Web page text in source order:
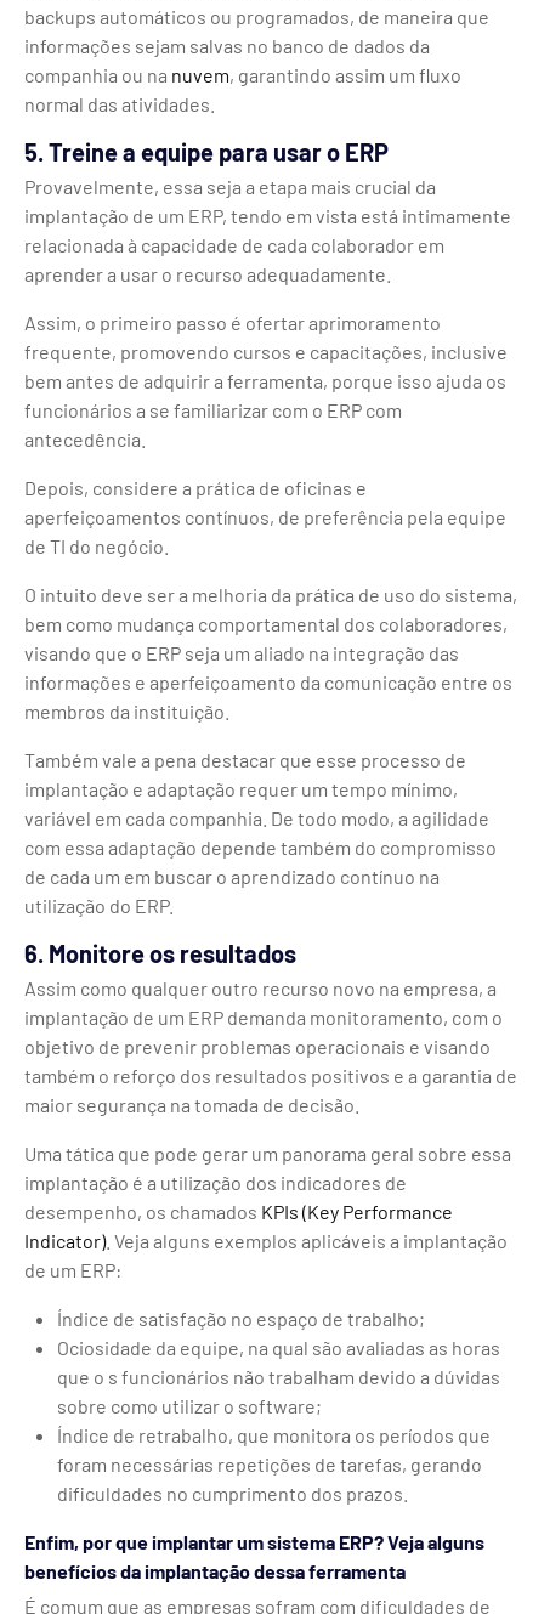
backups automáticos ou programados, de maneira que
informações sejam salvas no banco de dados da
companhia ou na nuvem, garantindo assim um fluxo
normal das atividades.
5. Treine a equipe para usar o ERP
Provavelmente, essa seja a etapa mais crucial da
implantação de um ERP, tendo em vista está intimamente
relacionada à capacidade de cada colaborador em
aprender a usar o recurso adequadamente.
Assim, o primeiro passo é ofertar aprimoramento
frequente, promovendo cursos e capacitações, inclusive
bem antes de adquirir a ferramenta, porque isso ajuda os
funcionários a se familiarizar com o ERP com
antecedência.
Depois, considere a prática de oficinas e
aperfeiçoamentos contínuos, de preferência pela equipe
de TI do negócio.
O intuito deve ser a melhoria da prática de uso do sistema,
bem como mudança comportamental dos colaboradores,
visando que o ERP seja um aliado na integração das
informações e aperfeiçoamento da comunicação entre os
membros da instituição.
Também vale a pena destacar que esse processo de
implantação e adaptação requer um tempo mínimo,
variável em cada companhia. De todo modo, a agilidade
com essa adaptação depende também do compromisso
de cada um em buscar o aprendizado contínuo na
utilização do ERP.
6. Monitore os resultados
Assim como qualquer outro recurso novo na empresa, a
implantação de um ERP demanda monitoramento, com o
objetivo de prevenir problemas operacionais e visando
também o reforço dos resultados positivos e a garantia de
maior segurança na tomada de decisão.
Uma tática que pode gerar um panorama geral sobre essa
implantação é a utilização dos indicadores de
desempenho, os chamados KPIs (Key Performance
Indicator). Veja alguns exemplos aplicáveis a implantação
de um ERP:
Índice de satisfação no espaço de trabalho;
Ociosidade da equipe, na qual são avaliadas as horas
que o s funcionários não trabalham devido a dúvidas
sobre como utilizar o software;
Índice de retrabalho, que monitora os períodos que
foram necessárias repetições de tarefas, gerando
dificuldades no cumprimento dos prazos.
Enfim, por que implantar um sistema ERP? Veja alguns
benefícios da implantação dessa ferramenta
É comum que as empresas sofram com dificuldades de